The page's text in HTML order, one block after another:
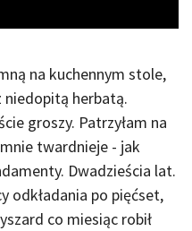
na kuchennym stole,
niedopitą herbatą.
groszy. Patrzyłam na
twardnieje - jak
Dwadzieścia lat.
odkładania po pięćset,
co miesiąc robił